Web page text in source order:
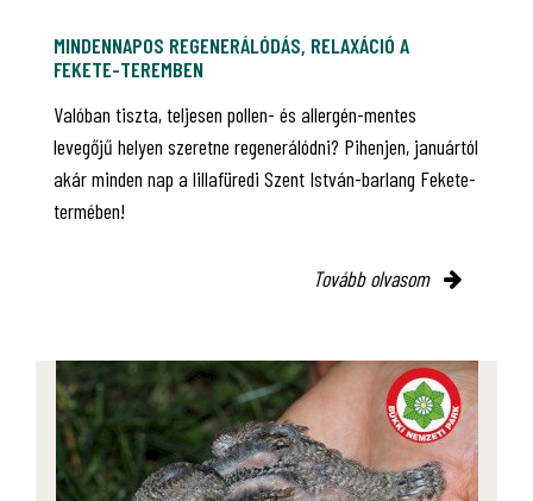
MINDENNAPOS REGENERÁLÓDÁS, RELAXÁCIÓ A
FEKETE-TEREMBEN
Valóban tiszta, teljesen pollen- és allergén-mentes
levegőjű helyen szeretne regenerálódni? Pihenjen, januártól
akár minden nap a lillafüredi Szent István-barlang Fekete-
termében!
Tovább olvasom